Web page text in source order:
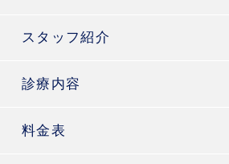
スタッフ紹介
診療内容
料金表